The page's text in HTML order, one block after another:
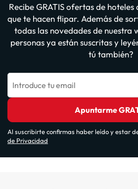
Recibe GRATIS ofertas de hoteles
que te hacen flipar. Además de
todas las novedades de nuestra
personas ya están suscritas y
tú también?
Introduce tu email
Apuntarme
Al suscribirte confirmas haber leído y estar
de Privacidad